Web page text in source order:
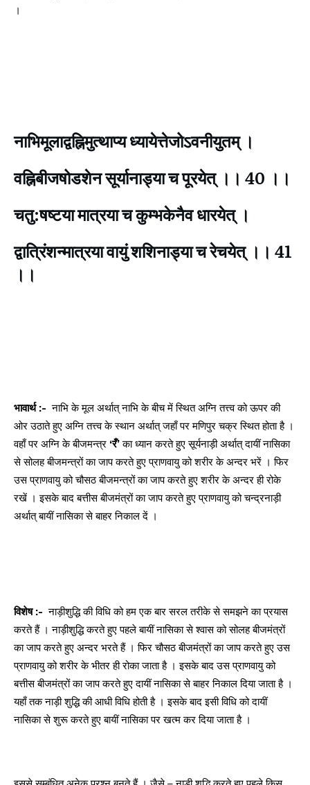
।
नाभिमूलाद्वह्निमुत्थाप्य ध्यायेत्तेजोऽवनीयुतम् ।
वह्निबीजषोडशेन सूर्यानाड्या च पूरयेत् ।। 40 ।।
चतु:षष्टया मात्रया च कुम्भकेनैव धारयेत् ।
द्वात्रिंशन्मात्रया वायुं शशिनाड्या च रेचयेत् ।। 41
।।
भावार्थ :- नाभि के मूल अर्थात् नाभि के बीच में स्थित अग्नि तत्त्व को ऊपर की
ओर उठाते हुए अग्नि तत्त्व के स्थान अर्थात् जहाँ पर मणिपुर चक्र स्थित होता है ।
वहाँ पर अग्नि के बीजमन्त्र ‘रँ’का ध्यान करते हुए सूर्यनाड़ी अर्थात् दायीं नासिका
से सोलह बीजमन्त्रों का जाप करते हुए प्राणवायु को शरीर के अन्दर भरें । फिर
उस प्राणवायु को चौसठ बीजमन्त्रों का जाप करते हुए शरीर के अन्दर ही रोके
रखें । इसके बाद बत्तीस बीजमंत्रों का जाप करते हुए प्राणवायु को चन्द्रनाड़ी
अर्थात् बायीं नासिका से बाहर निकाल दें ।
विशेष :- नाड़ीशुद्धि की विधि को हम एक बार सरल तरीके से समझने का प्रयास
करते हैं । नाड़ीशुद्धि करते हुए पहले बायीं नासिका से श्वास को सोलह बीजमंत्रों
का जाप करते हुए अन्दर भरते हैं । फिर चौसठ बीजमंत्रों का जाप करते हुए उस
प्राणवायु को शरीर के भीतर ही रोका जाता है । इसके बाद उस प्राणवायु को
बत्तीस बीजमंत्रों का जाप करते हुए दायीं नासिका से बाहर निकाल दिया जाता है ।
यहाँ तक नाड़ी शुद्धि की आधी विधि होती है । इसके बाद इसी विधि को दायीं
नासिका से शुरू करते हुए बायीं नासिका पर खत्म कर दिया जाता है ।